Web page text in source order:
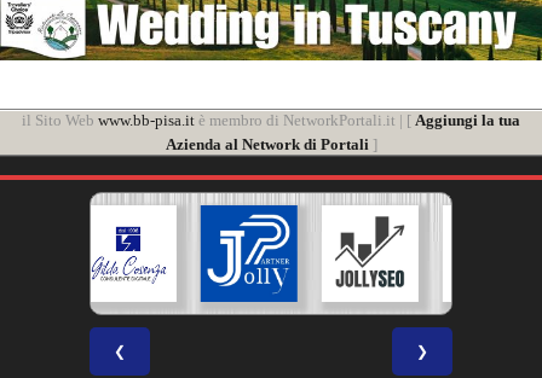
il Sito Web www.bb-pisa.it è membro di NetworkPortali.it | [ Aggiungi la tua
Azienda al Network di Portali]
❮ ❯